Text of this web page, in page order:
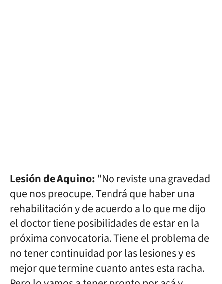
Lesión de Aquino:"No reviste una gravedad
que nos preocupe. Tendrá que haber una
rehabilitación y de acuerdo a lo que me dijo
el doctor tiene posibilidades de estar en la
próxima convocatoria. Tiene el problema de
no tener continuidad por las lesiones y es
mejor que termine cuanto antes esta racha.